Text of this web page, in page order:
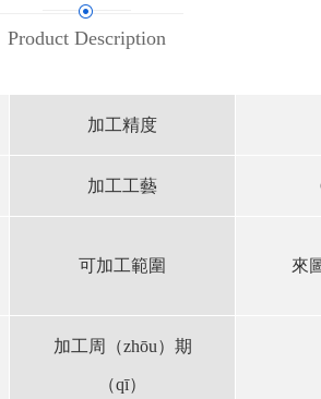
Product Description
加工精度
加工工藝
可加工範圍 來
加工周（zhōu）期
（qī）